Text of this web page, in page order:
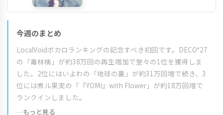
今週のまとめ
LocalVoidボカロランキングの記念すべき初回です。DECO*27
の「毒林檎」が約38万回の再生増加で堂々の1位を獲得しま
した。2位にはいよわの「地球の裏」が約31万回増で続き、3
位には煮ル果実の「『YOMI』with Flower」が約18万回増で
ランクインしました。
…もっと見る